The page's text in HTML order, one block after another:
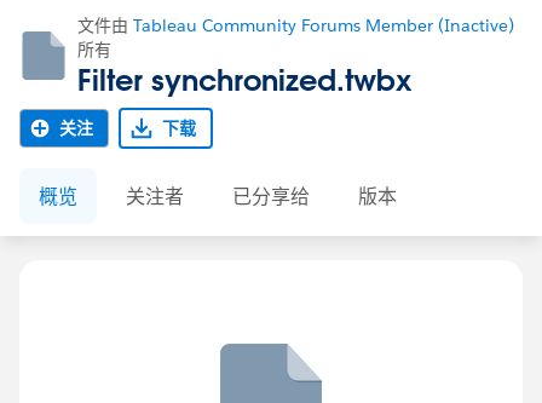
文件由 Tableau Community Forums Member (Inactive)
所有
Filter synchronized.twbx
关注 下载
概览 关注者 已分享给 版本